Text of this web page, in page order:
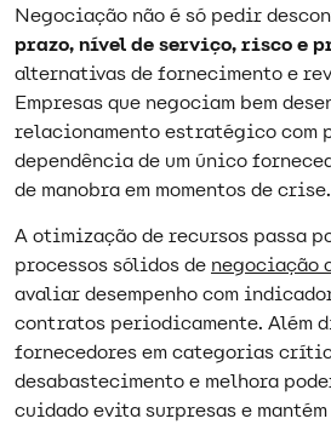
Negociação não é só pedir
prazo, nível de serviço, risco e
alternativas de fornecimento e
Empresas que negociam bem
relacionamento estratégico com
dependência de um único
de manobra em momentos de crise.
A otimização de recursos passa
processos sólidos de negociação
avaliar desempenho com
contratos periodicamente. Além
fornecedores em categorias
desabastecimento e melhora
cuidado evita surpresas e